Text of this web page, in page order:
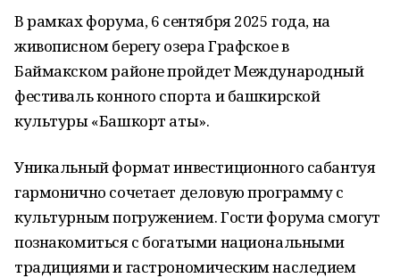
В рамках форума, 6 сентября 2025 года, на
живописном берегу озера Графское в
Баймакском районе пройдет Международный
фестиваль конного спорта и башкирской
культуры «Башкорт аты».
Уникальный формат инвестиционного сабантуя
гармонично сочетает деловую программу с
культурным погружением. Гости форума смогут
познакомиться с богатыми национальными
традициями и гастрономическим наследием